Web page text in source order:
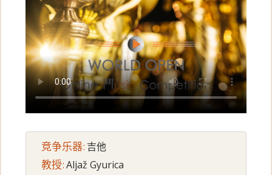
竞争乐器: 吉他
教授:Aljaž Gyurica